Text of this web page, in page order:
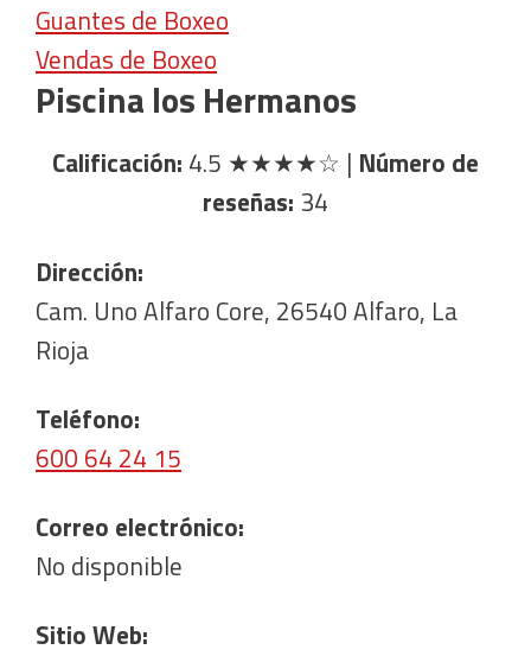
Guantes de Boxeo
Vendas de Boxeo
Piscina los Hermanos
Calificación: 4.5 ★★★★☆ | Número de
reseñas: 34
Dirección:
Cam. Uno Alfaro Core, 26540 Alfaro, La
Rioja
Teléfono:
600 64 24 15
Correo electrónico:
No disponible
Sitio Web: